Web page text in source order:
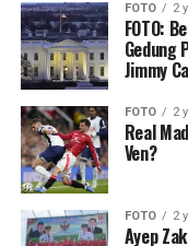
FOTO 2
FOTO:
Gedung
Jimmy
FOTO 2
Real
Ven?
FOTO 2
Ayep